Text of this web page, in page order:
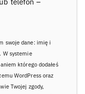
swoje dane: imię i
W systemie
którego dodałeś
WordPress oraz
Twojej zgody,